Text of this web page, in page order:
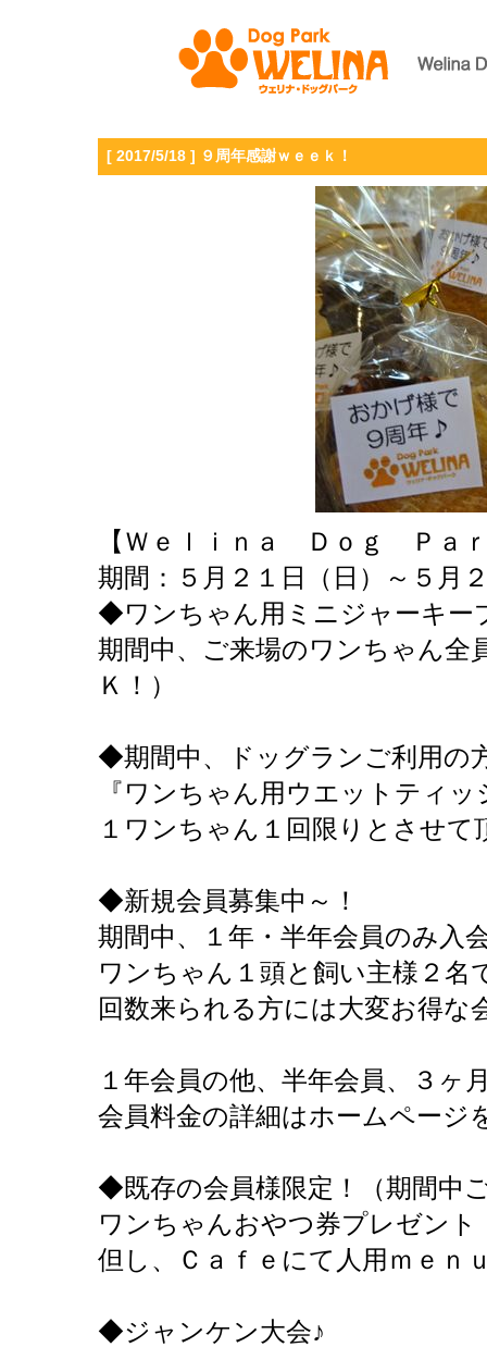
[ 2017/5/18 ] ９周年感謝ｗｅｅｋ！
【Ｗｅｌｉｎａ Ｄｏｇ Ｐａ
期間：５月２１日（日）～５月
◆ワンちゃん用ミニジャーキー
期間中、ご来場のワンちゃん全
Ｋ！）
◆期間中、ドッグランご利用の
『ワンちゃん用ウエットティ
１ワンちゃん１回限りとさせて
◆新規会員募集中～！
期間中、１年・半年会員のみ入
ワンちゃん１頭と飼い主様２名
回数来られる方には大変お得な
１年会員の他、半年会員、３ヶ
会員料金の詳細はホームページ
◆既存の会員様限定！（期間中
ワンちゃんおやつ券プレゼント
但し、Ｃａｆｅにて人用ｍｅｎ
◆ジャンケン大会♪